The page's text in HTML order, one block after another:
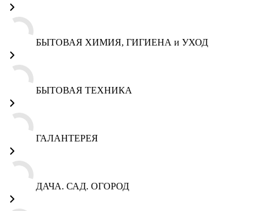
БЫТОВАЯ ХИМИЯ, ГИГИЕНА и УХОД
БЫТОВАЯ ТЕХНИКА
ГАЛАНТЕРЕЯ
ДАЧА. САД. ОГОРОД